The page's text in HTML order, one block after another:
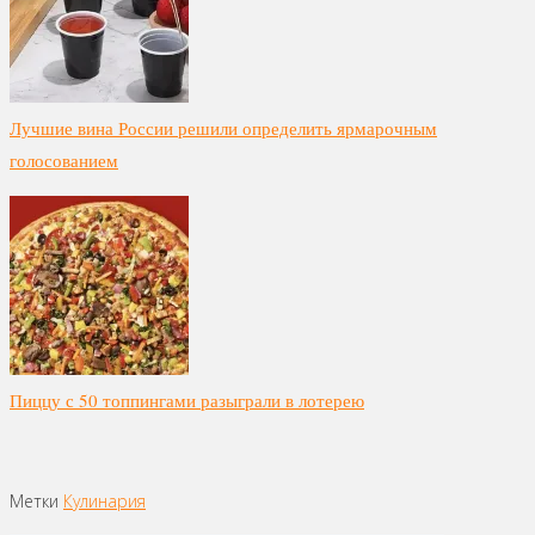
Лучшие вина России решили определить ярмарочным
голосованием
Пиццу с 50 топпингами разыграли в лотерею
Метки Кулинария